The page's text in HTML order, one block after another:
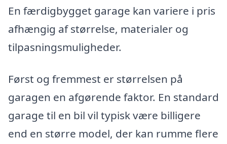
En færdigbygget garage kan variere i pris
afhængig af størrelse, materialer og
tilpasningsmuligheder.
Først og fremmest er størrelsen på
garagen en afgørende faktor. En standard
garage til en bil vil typisk være billigere
end en større model, der kan rumme flere